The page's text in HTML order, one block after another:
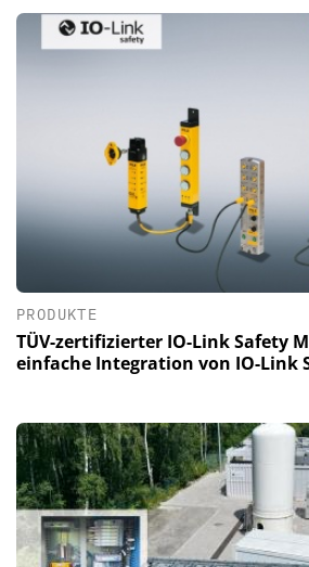
PRODUKTE
TÜV-zertifizierter IO-Link Safety
einfache Integration von IO-Link